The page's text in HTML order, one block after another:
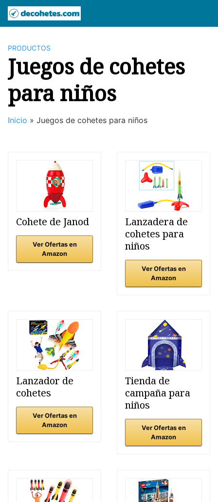
Saltar
contenido
PRODUCTOS
Juegos de cohetes
para niños
Inicio » Juegos de cohetes para niños
Cohete de Janod
Ver Ofertas en
Amazon
Lanzadera de
cohetes para
niños
Ver Ofertas en
Amazon
Lanzador de
cohetes
Ver Ofertas en
Amazon
Tienda de
campaña para
niños
Ver Ofertas en
Amazon